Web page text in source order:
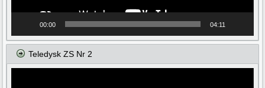
00:00 04:11
Teledysk ZS Nr 2